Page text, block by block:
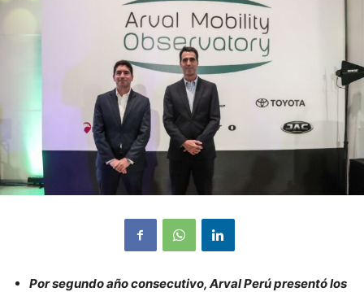
Por segundo año consecutivo, Arval Perú presentó los